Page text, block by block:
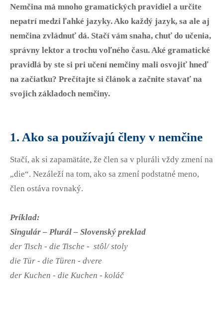
B1 Preliminary
B2 First
C1 Advanced
C2 Proficiency
Prípravné centrá
Prihláška na Start Right
Partnerské školy
CELTA kurz v Bratislave
Erasmus+ kurzy
TEPC - učenie prípravných kurzov
O nás
Blog
Erasmus
Nemčina má mnoho gramatických pravidiel a určite
nepatrí medzi ľahké jazyky. Ako každý jazyk, sa ale aj
nemčina zvládnuť dá. Stačí vám snaha, chuť do učenia,
správny lektor a trochu voľného času. Aké gramatické
pravidlá by ste si pri učení nemčiny mali osvojiť hneď
na začiatku? Prečítajte si článok a začnite stavať na
svojich základoch nemčiny.
1. Ako sa používajú členy v nemčine
Stačí, ak si zapamätáte, že člen sa v pluráli vždy zmení na
„die“. Nezáleží na tom, ako sa zmení podstatné meno,
člen ostáva rovnaký.
Príklad:
Singulár – Plurál – Slovenský preklad
der Tisch - die Tische - stôl/ stoly
die Tür - die Türen - dvere
der Kuchen - die Kuchen - koláč